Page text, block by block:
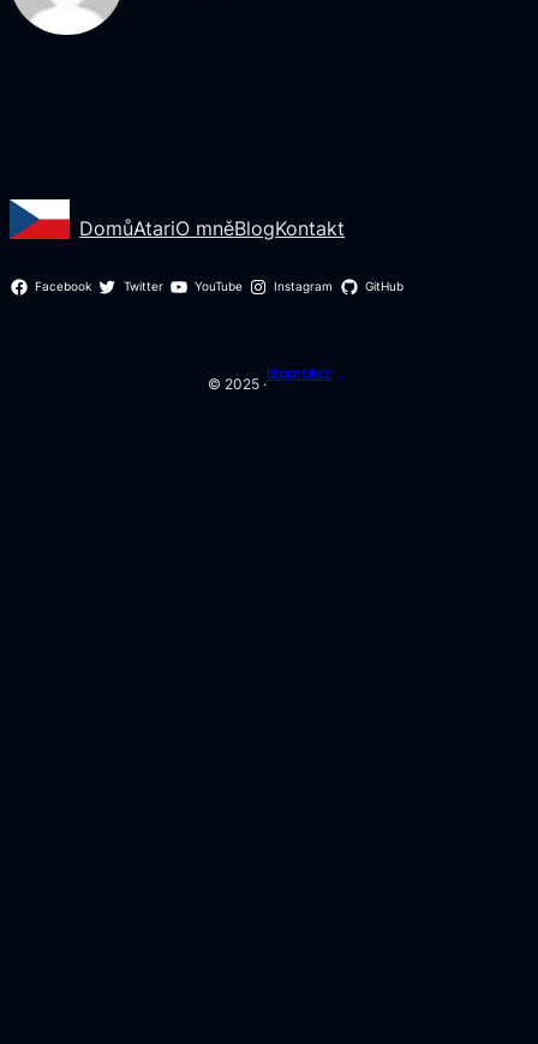
DomůAtariO mněBlogKontakt
Facebook Twitter YouTube Instagram GitHub
© 2025 ·
blog.gmork.cz